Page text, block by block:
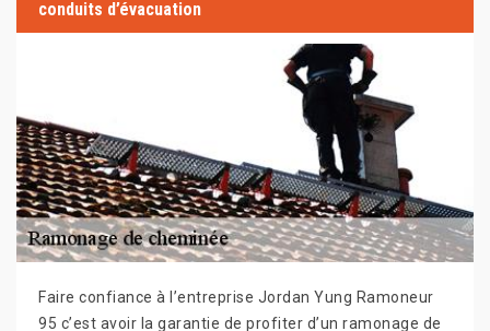
conduits d’évacuation
Faire confiance à l’entreprise Jordan Yung Ramoneur
95 c’est avoir la garantie de profiter d’un ramonage de